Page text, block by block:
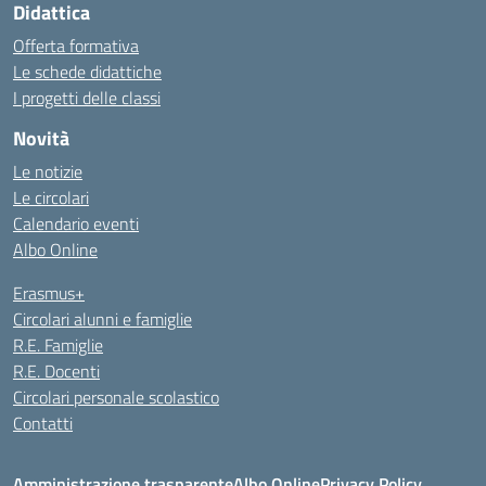
Didattica
Offerta formativa
Le schede didattiche
I progetti delle classi
Novità
Le notizie
Le circolari
Calendario eventi
Albo Online
Erasmus+
Circolari alunni e famiglie
R.E. Famiglie
R.E. Docenti
Circolari personale scolastico
Contatti